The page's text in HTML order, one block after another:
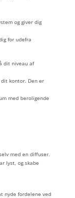
og giver dig
for udefra
dit niveau af
kontor. Den er
med beroligende
med en diffuser.
lyst, og skabe
nyde fordelene ved